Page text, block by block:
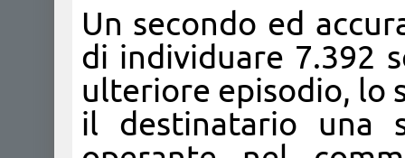
Un secondo ed
di individuare 7.392
ulteriore episodio, lo
il destinatario una